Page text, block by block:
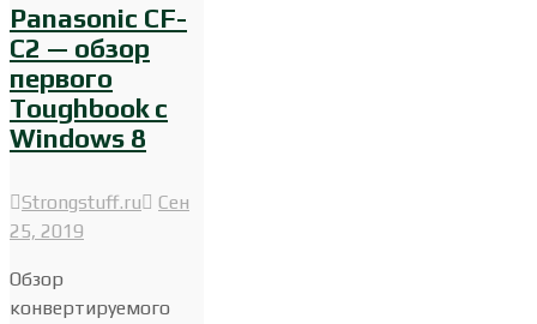
Panasonic CF-
C2 — обзор
первого
Toughbook с
Windows 8
Strongstuff.ru
Сен
25, 2019
Обзор
конвертируемого